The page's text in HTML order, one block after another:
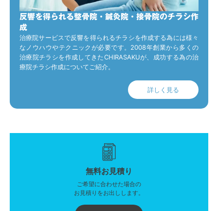
反響を得られる整骨院・鍼灸院・接骨院のチラシ作
成
治療院サービスで反響を得られるチラシを作成する為には様々
なノウハウやテクニックが必要です。2008年創業から多くの
治療院チラシを作成してきたCHIRASAKUが、成功する為の治
療院チラシ作成についてご紹介。
詳しく見る
無料お見積り
ご希望に合わせた場合の
お見積りをお出しします。